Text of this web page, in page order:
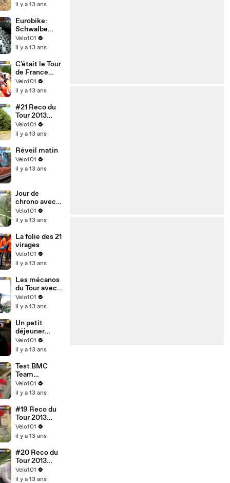
il y a 13 ans
Eurobike:
Schwalbe
Collection
2014
Velo101
il y a 13 ans
C'était le Tour
de France
2013
Velo101
il y a 13 ans
#21 Reco du
Tour 2013
Versailles -
Paris
Velo101
il y a 13 ans
Réveil matin
Velo101
il y a 13 ans
Jour de
chrono avec
Sojasun
Velo101
il y a 13 ans
La folie des 21
virages
Velo101
il y a 13 ans
Les mécanos
du Tour avec
Saxo Tinkoff
Velo101
il y a 13 ans
Un petit
déjeuner
avec...
Sojasun
Velo101
il y a 13 ans
Test BMC
Team
Machine
SLR01
Velo101
il y a 13 ans
#19 Reco du
Tour 2013
Bourg
d'Oisans - Le
Bornand
Velo101
il y a 13 ans
#20 Reco du
Tour 2013
Annecy - Le
Semnoz
Velo101
il y a 13 ans